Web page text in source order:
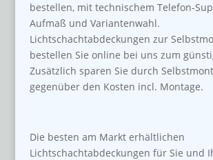
bestellen, mit technischem Telefon-
Aufmaß und Variantenwahl.
Lichtschachtabdeckungen zur
bestellen Sie online bei uns zum
Zusätzlich sparen Sie durch
gegenüber den Kosten incl. Montage.
Die besten am Markt erhältlichen
Lichtschachtabdeckungen für Sie und